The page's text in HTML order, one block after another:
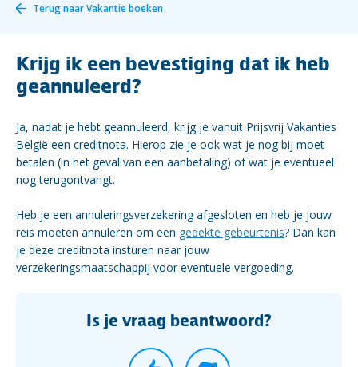
Terug naarVakantie boeken
Krijg ik een bevestiging dat ik heb
geannuleerd?
Ja, nadat je hebt geannuleerd, krijg je vanuit Prijsvrij Vakanties
België een creditnota. Hierop zie je ook wat je nog bij moet
betalen (in het geval van een aanbetaling) of wat je eventueel
nog terugontvangt.
Heb je een annuleringsverzekering afgesloten en heb je jouw
reis moeten annuleren om een gedekte gebeurtenis? Dan kan
je deze creditnota insturen naar jouw
verzekeringsmaatschappij voor eventuele vergoeding.
Is je vraag beantwoord?